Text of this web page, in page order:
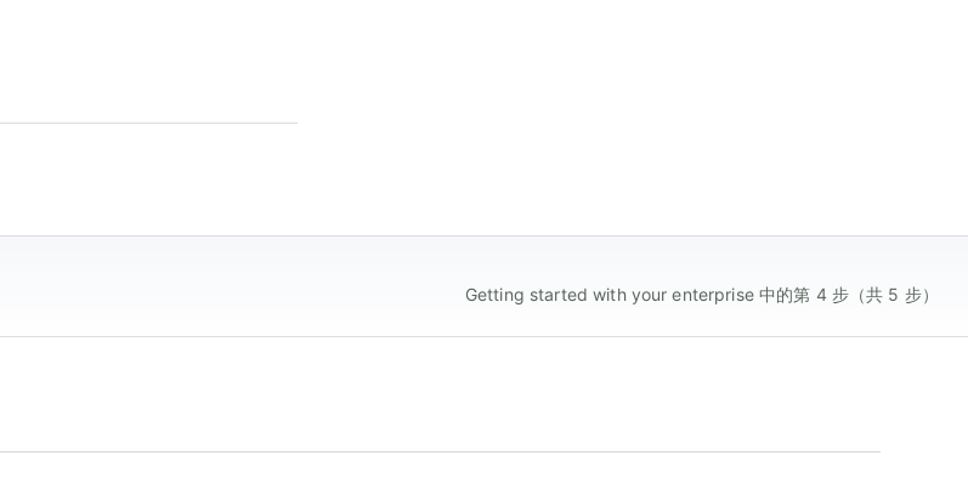
Getting started with your enterprise 中的第 4 步（共 5 步）